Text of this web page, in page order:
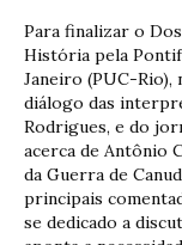
Para finalizar o
História pela
Janeiro (PUC-
diálogo das
Rodrigues, e do
acerca de Antônio
da Guerra de
principais
se dedicado a